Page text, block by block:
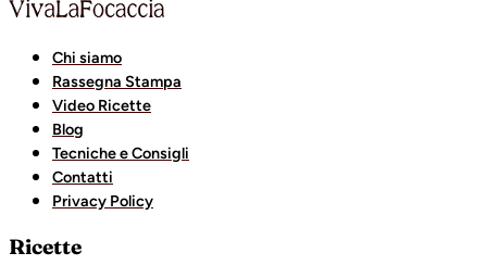
Chi siamo
Rassegna Stampa
Video Ricette
Blog
Tecniche e Consigli
Contatti
Privacy Policy
Ricette